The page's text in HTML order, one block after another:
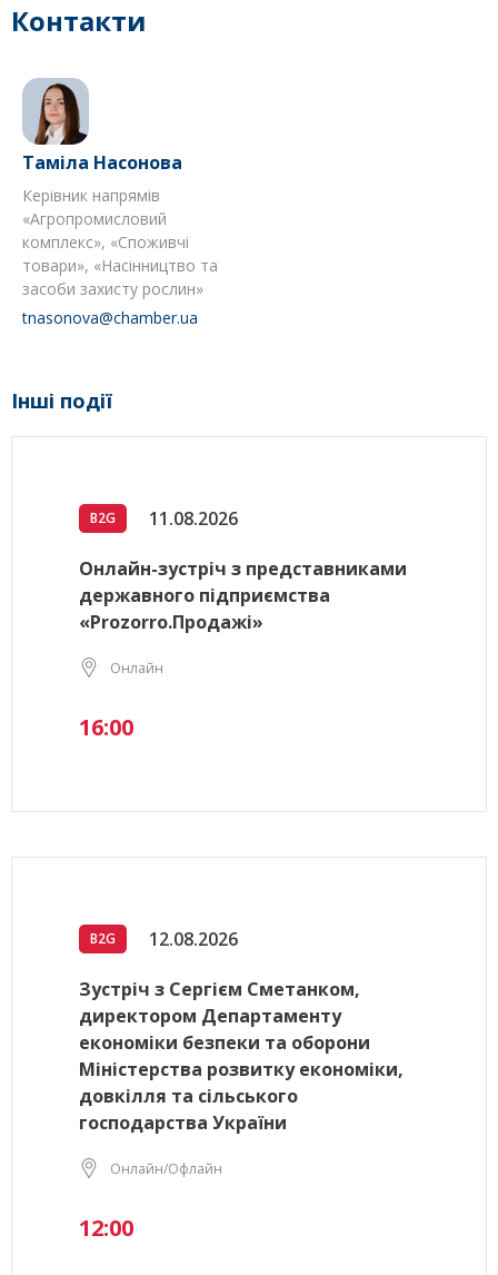
Контакти
Таміла Насонова
Керівник напрямів
«Агропромисловий
комплекс», «Споживчі
товари», «Насінництво та
засоби захисту рослин»
tnasonova@chamber.ua
Інші події
B2G 11.08.2026
Онлайн-зустріч з представниками
державного підприємства
«Prozorro.Продажі»
Онлайн
16:00
B2G 12.08.2026
Зустріч з Сергієм Сметанком,
директором Департаменту
економіки безпеки та оборони
Міністерства розвитку економіки,
довкілля та сільського
господарства України
Онлайн/Офлайн
12:00